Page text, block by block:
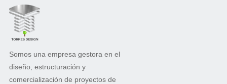
Somos una empresa gestora en el
diseño, estructuración y
comercialización de proyectos de